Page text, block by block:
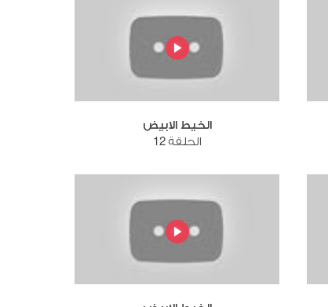
الخيط الابيض
الحلقة 12